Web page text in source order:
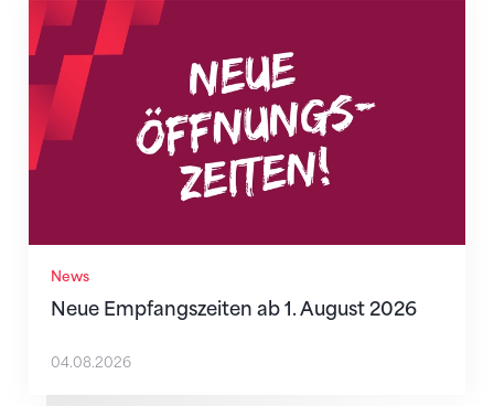
News
Neue Empfangszeiten ab 1. August 2026
Neue Empfangszeiten ab 1. August 2026
04.08.2026